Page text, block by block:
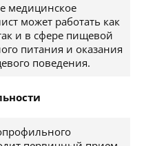
медицинское
может работать как
и в сфере пищевой
питания и оказания
поведения.